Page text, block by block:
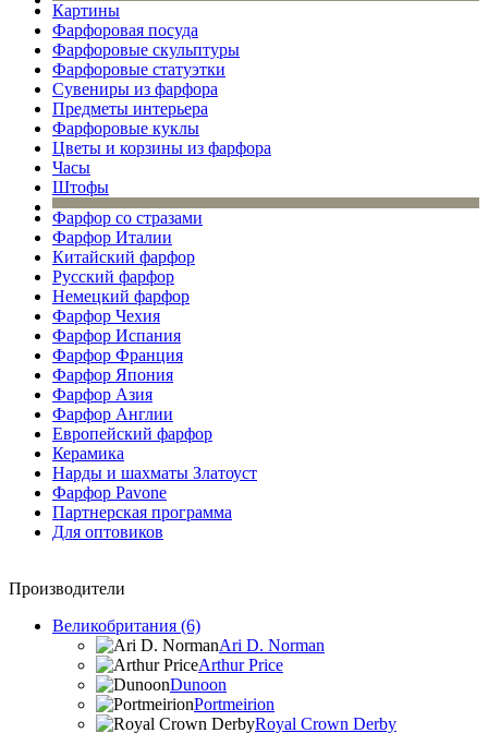
Картины
Фарфоровая посуда
Фарфоровые скульптуры
Фарфоровые статуэтки
Сувениры из фарфора
Предметы интерьера
Фарфоровые куклы
Цветы и корзины из фарфора
Часы
Штофы
Фарфор со стразами
Фарфор Италии
Китайский фарфор
Русский фарфор
Немецкий фарфор
Фарфор Чехия
Фарфор Испания
Фарфор Франция
Фарфор Япония
Фарфор Азия
Фарфор Англии
Европейский фарфор
Керамика
Нарды и шахматы Златоуст
Фарфор Pavone
Партнерская программа
Для оптовиков
Производители
Великобритания (6)
Ari D. Norman
Arthur Price
Dunoon
Portmeirion
Royal Crown Derby